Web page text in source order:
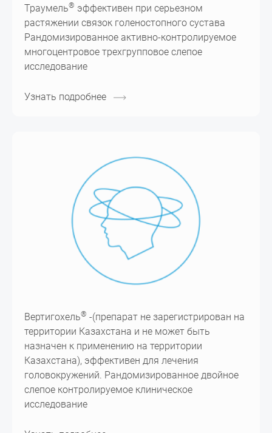
Траумель® эффективен при серьезном
растяжении связок голеностопного сустава
Рандомизированное активно-контролируемое
многоцентровое трехгрупповое слепое
исследование
Узнать подробнее
Вертигохель® -(препарат не зарегистрирован на
территории Казахстана и не может быть
назначен к применению на территории
Казахстана), эффективен для лечения
головокружений. Рандомизированное двойное
слепое контролируемое клиническое
исследование